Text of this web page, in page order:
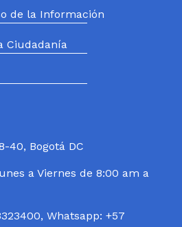
de la Información
Ciudadanía
40, Bogotá DC
a Viernes de 8:00 am a
Whatsapp: +57